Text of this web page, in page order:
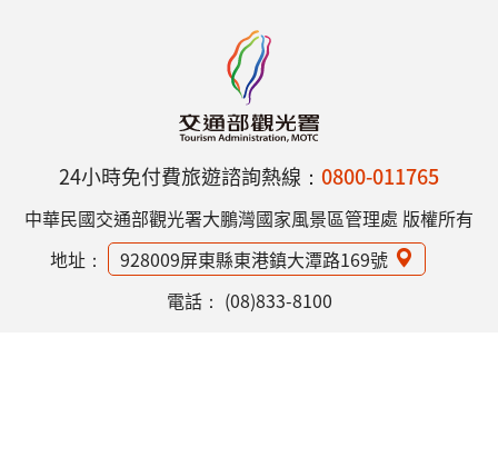
24小時免付費旅遊諮詢熱線： 0800-011765
中華民國交通部觀光署大鵬灣國家風景區管理處 版權所有
地址：
928009屏東縣東港鎮大潭路169號
電話： (08)833-8100